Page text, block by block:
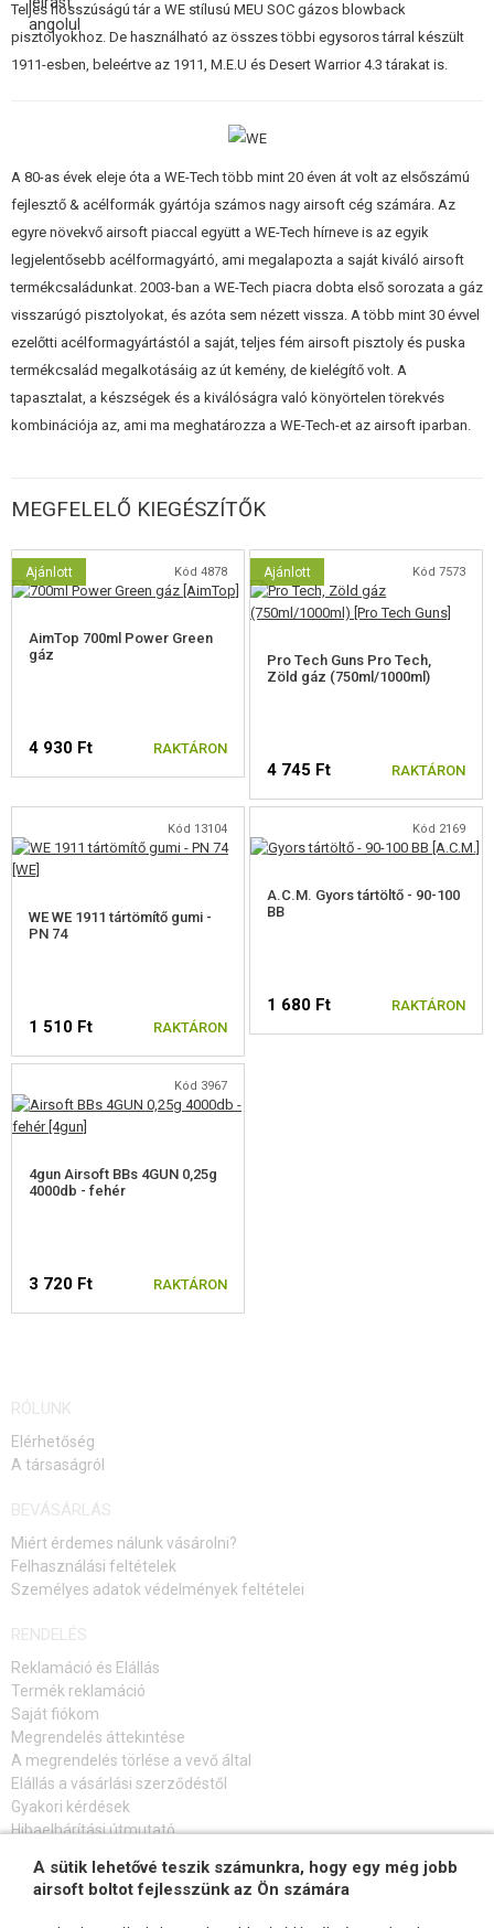
REKLÁM TÁRGYAK
SÉRÜLT, HASZNÁLT ÁRUK
KEDVEZMÉNYEK
ELÉRHETŐSÉG
Teljes hosszúságú tár a WE stílusú MEU SOC gázos blowback
pisztolyokhoz. De használható az összes többi egysoros tárral készült
1911-esben, beleértve az 1911, M.E.U és Desert Warrior 4.3 tárakat is.
A 80-as évek eleje óta a WE-Tech több mint 20 éven át volt az elsőszámú
fejlesztő & acélformák gyártója számos nagy airsoft cég számára. Az
egyre növekvő airsoft piaccal együtt a WE-Tech hírneve is az egyik
legjelentősebb acélformagyártó, ami megalapozta a saját kiváló airsoft
termékcsaládunkat. 2003-ban a WE-Tech piacra dobta első sorozata a gáz
visszarúgó pisztolyokat, és azóta sem nézett vissza. A több mint 30 évvel
ezelőtti acélformagyártástól a saját, teljes fém airsoft pisztoly és puska
termékcsalád megalkotásáig az út kemény, de kielégítő volt. A
tapasztalat, a készségek és a kiválóságra való könyörtelen törekvés
kombinációja az, ami ma meghatározza a WE-Tech-et az airsoft iparban.
MEGFELELŐ KIEGÉSZÍTŐK
Ajánlott Kód 4878
AimTop 700ml Power Green
gáz
4 930 Ft RAKTÁRON
Ajánlott Kód 7573
Pro Tech Guns Pro Tech,
Zöld gáz (750ml/1000ml)
4 745 Ft RAKTÁRON
Kód 13104
WE WE 1911 tártömítő gumi -
PN 74
1 510 Ft RAKTÁRON
Kód 2169
A.C.M. Gyors tártöltő - 90-100
BB
1 680 Ft RAKTÁRON
Kód 3967
4gun Airsoft BBs 4GUN 0,25g
4000db - fehér
3 720 Ft RAKTÁRON
RÓLUNK
Elérhetőség
A társaságról
BEVÁSÁRLÁS
Miért érdemes nálunk vásárolni?
Felhasználási feltételek
Személyes adatok védelmények feltételei
RENDELÉS
Reklamáció és Elállás
Termék reklamáció
Saját fiókom
Megrendelés áttekintése
A megrendelés törlése a vevő által
Elállás a vásárlási szerződéstől
Gyakori kérdések
Hibaelhárítási útmutató
FELIRATKOZÁS HÍRLEVÉLRE
A sütik lehetővé teszik számunkra, hogy egy még jobb
airsoft boltot fejlesszünk az Ön számára